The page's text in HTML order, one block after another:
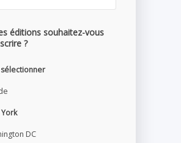
éditions souhaitez-vous
?
DC